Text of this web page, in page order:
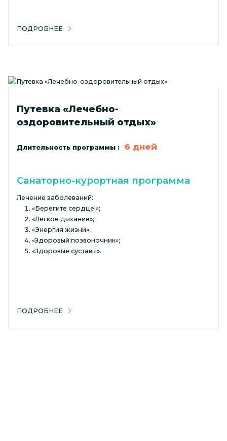
ПОДРОБНЕЕ
Путевка «Лечебно-
оздоровительный отдых»
Длительность программы : 6 дней
Санаторно-курортная программа
Лечение заболеваний:
«Берегите сердце!»;
«Легкое дыхание»;
«Энергия жизни»;
«Здоровый позвоночник»;
«Здоровые суставы».
ПОДРОБНЕЕ